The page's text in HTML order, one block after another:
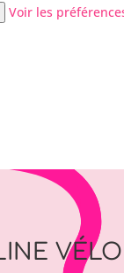
Voir les